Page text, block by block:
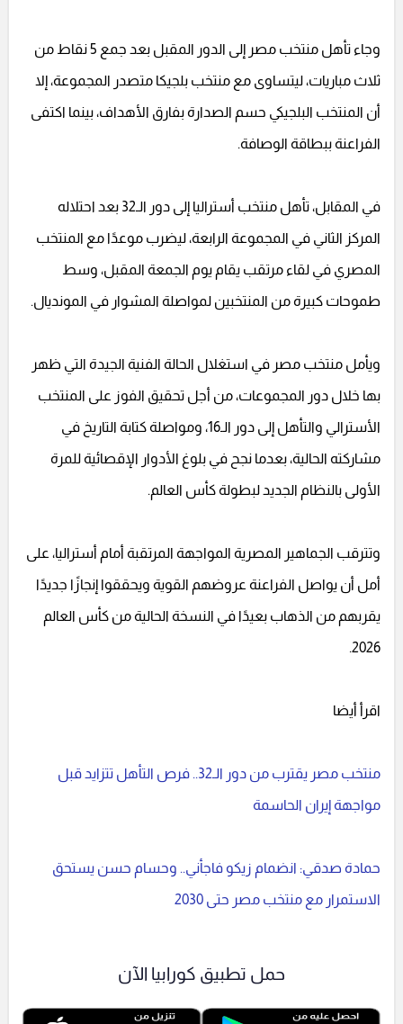
وجاء تأهل منتخب مصر إلى الدور المقبل بعد جمع 5 نقاط من
ثلاث مباريات، ليتساوى مع منتخب بلجيكا متصدر المجموعة، إلا
أن المنتخب البلجيكي حسم الصدارة بفارق الأهداف، بينما اكتفى
الفراعنة ببطاقة الوصافة.
في المقابل، تأهل منتخب أستراليا إلى دور الـ32 بعد احتلاله
المركز الثاني في المجموعة الرابعة، ليضرب موعدًا مع المنتخب
المصري في لقاء مرتقب يقام يوم الجمعة المقبل، وسط
طموحات كبيرة من المنتخبين لمواصلة المشوار في المونديال.
ويأمل منتخب مصر في استغلال الحالة الفنية الجيدة التي ظهر
بها خلال دور المجموعات، من أجل تحقيق الفوز على المنتخب
الأسترالي والتأهل إلى دور الـ16، ومواصلة كتابة التاريخ في
مشاركته الحالية، بعدما نجح في بلوغ الأدوار الإقصائية للمرة
الأولى بالنظام الجديد لبطولة كأس العالم.
وتترقب الجماهير المصرية المواجهة المرتقبة أمام أستراليا، على
أمل أن يواصل الفراعنة عروضهم القوية ويحققوا إنجازًا جديدًا
يقربهم من الذهاب بعيدًا في النسخة الحالية من كأس العالم
2026.
اقرأ أيضا
منتخب مصر يقترب من دور الـ32.. فرص التأهل تتزايد قبل
مواجهة إيران الحاسمة
حمادة صدقي: انضمام زيكو فاجأني.. وحسام حسن يستحق
الاستمرار مع منتخب مصر حتى 2030
حمل تطبيق كورابيا الآن